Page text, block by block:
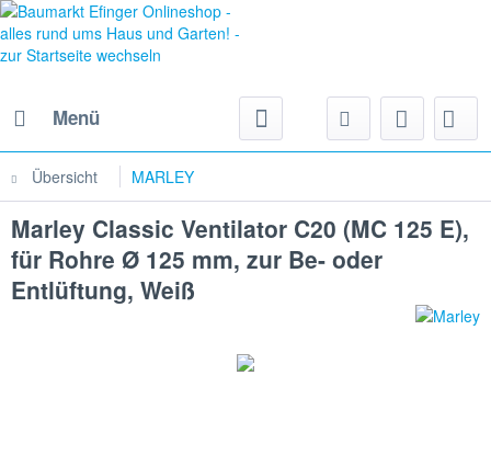
Menü
Übersicht MARLEY
Marley Classic Ventilator C20 (MC 125 E),
für Rohre Ø 125 mm, zur Be- oder
Entlüftung, Weiß